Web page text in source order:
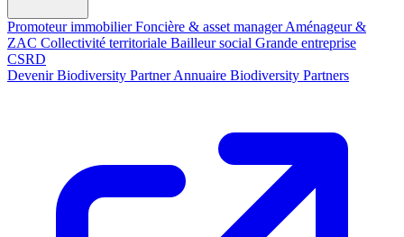
Promoteur immobilierFoncière & asset managerAménageur &
ZAC Collectivité territoriale Bailleur social Grande entreprise
CSRD
Devenir Biodiversity PartnerAnnuaire Biodiversity Partners